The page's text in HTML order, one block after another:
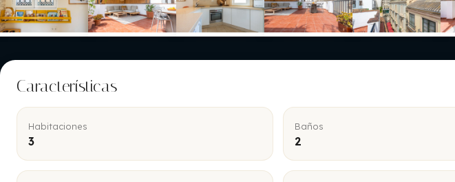
Características
Habitaciones
3
Baños
2